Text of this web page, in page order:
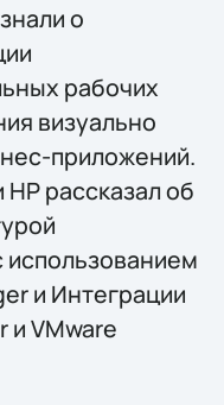
о
рабочих
визуально
приложений.
рассказал об
использованием
и Интеграции
VMware